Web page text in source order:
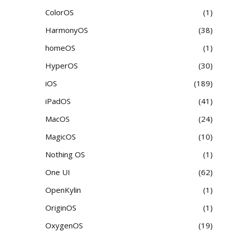
ColorOS
1
HarmonyOS
38
homeOS
1
HyperOS
30
iOS
189
iPadOS
41
MacOS
24
MagicOS
10
Nothing OS
1
One UI
62
OpenKylin
1
OriginOS
1
OxygenOS
19